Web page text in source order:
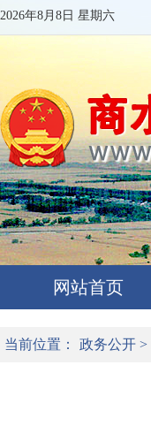
2026年8月8日 星期六
网站首页
当前位置： 政务公开 >